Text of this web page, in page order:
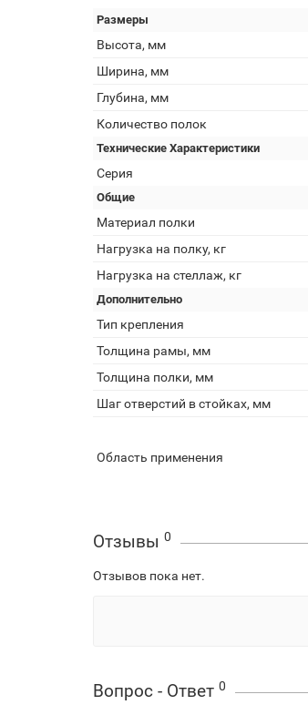
Размеры
Высота, мм
Ширина, мм
Глубина, мм
Количество полок
Технические Характеристики
Серия
Общие
Материал полки
Нагрузка на полку, кг
Нагрузка на стеллаж, кг
Дополнительно
Тип крепления
Толщина рамы, мм
Толщина полки, мм
Шаг отверстий в стойках, мм
Область применения
Отзывы 0
Отзывов пока нет.
Вопрос - Ответ 0